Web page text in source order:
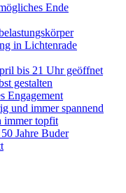
Ende
in Lichtenrade
bis 21 Uhr geöffnet
gestalten
Engagement
und immer spannend
immer topfit
Jahre Buder